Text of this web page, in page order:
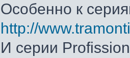
Особенно к
http://
И серии